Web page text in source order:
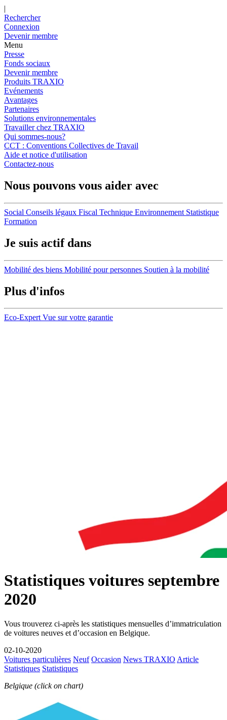
|
Rechercher
Connexion
Devenir membre
Menu
Presse
Fonds sociaux
Devenir membre
Produits TRAXIO
Evénements
Avantages
Partenaires
Solutions environnementales
Travailler chez TRAXIO
Qui sommes-nous?
CCT : Conventions Collectives de Travail
Aide et notice d'utilisation
Contactez-nous
Nous pouvons vous aider avec
Social Conseils légaux Fiscal Technique Environnement Statistique
Formation
Je suis actif dans
Mobilité des biens Mobilité pour personnes Soutien à la mobilité
Plus d'infos
Eco-Expert Vue sur votre garantie
Statistiques voitures septembre
2020
Vous trouverez ci-après les statistiques mensuelles d’immatriculation
de voitures neuves et d’occasion en Belgique.
02-10-2020
Voitures particulières Neuf Occasion News TRAXIO Article
Statistiques Statistiques
Belgique (click on chart)